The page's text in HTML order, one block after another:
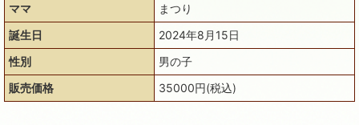
ママ
まつり
誕生日
2024年8月15日
性別
男の子
販売価格
35000円(税込)